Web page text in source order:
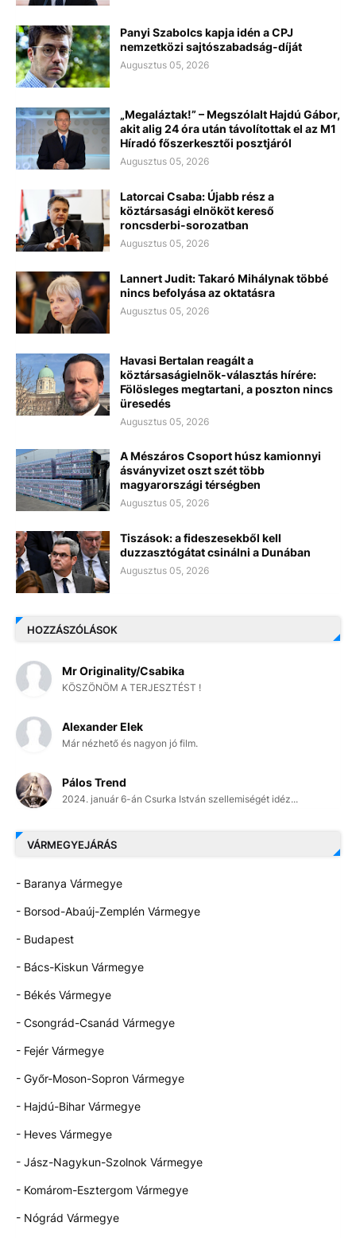
Panyi Szabolcs kapja idén a CPJ
nemzetközi sajtószabadság-díját
Augusztus 05, 2026
„Megaláztak!” – Megszólalt Hajdú Gábor,
akit alig 24 óra után távolítottak el az M1
Híradó főszerkesztői posztjáról
Augusztus 05, 2026
Latorcai Csaba: Újabb rész a
köztársasági elnököt kereső
roncsderbi-sorozatban
Augusztus 05, 2026
Lannert Judit: Takaró Mihálynak többé
nincs befolyása az oktatásra
Augusztus 05, 2026
Havasi Bertalan reagált a
köztársaságielnök-választás hírére:
Fölösleges megtartani, a poszton nincs
üresedés
Augusztus 05, 2026
A Mészáros Csoport húsz kamionnyi
ásványvizet oszt szét több
magyarországi térségben
Augusztus 05, 2026
Tiszások: a fideszesekből kell
duzzasztógátat csinálni a Dunában
Augusztus 05, 2026
HOZZÁSZÓLÁSOK
Mr Originality/Csabika
KÖSZÖNÖM A TERJESZTÉST !
Alexander Elek
Már nézhető és nagyon jó film.
Pálos Trend
2024. január 6-án Csurka István szellemiségét idéz...
VÁRMEGYEJÁRÁS
- Baranya Vármegye
- Borsod-Abaúj-Zemplén Vármegye
- Budapest
- Bács-Kiskun Vármegye
- Békés Vármegye
- Csongrád-Csanád Vármegye
- Fejér Vármegye
- Győr-Moson-Sopron Vármegye
- Hajdú-Bihar Vármegye
- Heves Vármegye
- Jász-Nagykun-Szolnok Vármegye
- Komárom-Esztergom Vármegye
- Nógrád Vármegye